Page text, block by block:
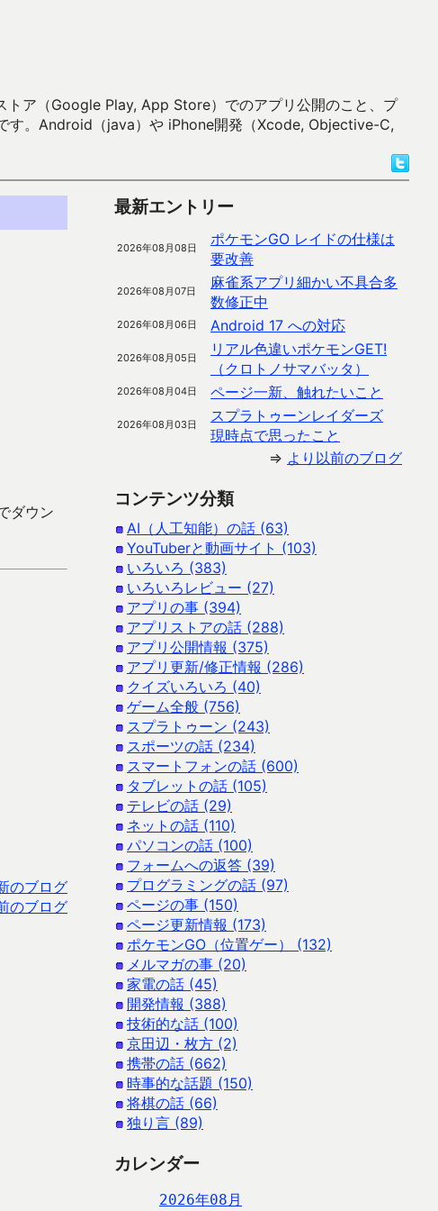
トア（Google Play, App Store）でのアプリ公開のこと、プ
す。Android（java）や iPhone開発（Xcode, Objective-C,
ダウン
のブログ
のブログ
最新エントリー
2026年08月08日
ポケモンGO レイドの仕様は
要改善
2026年08月07日
麻雀系アプリ細かい不具合多
数修正中
2026年08月06日 Android 17 への対応
2026年08月05日
リアル色違いポケモンGET!
（クロトノサマバッタ）
2026年08月04日 ページ一新、触れたいこと
2026年08月03日
スプラトゥーンレイダーズ
現時点で思ったこと
⇒ より以前のブログ
コンテンツ分類
AI（人工知能）の話 (63)
YouTuberと動画サイト (103)
いろいろ (383)
いろいろレビュー (27)
アプリの事 (394)
アプリストアの話 (288)
アプリ公開情報 (375)
アプリ更新/修正情報 (286)
クイズいろいろ (40)
ゲーム全般 (756)
スプラトゥーン (243)
スポーツの話 (234)
スマートフォンの話 (600)
タブレットの話 (105)
テレビの話 (29)
ネットの話 (110)
パソコンの話 (100)
フォームへの返答 (39)
プログラミングの話 (97)
ページの事 (150)
ページ更新情報 (173)
ポケモンGO（位置ゲー） (132)
メルマガの事 (20)
家電の話 (45)
開発情報 (388)
技術的な話 (100)
京田辺・枚方 (2)
携帯の話 (662)
時事的な話題 (150)
将棋の話 (66)
独り言 (89)
カレンダー
2026年08月